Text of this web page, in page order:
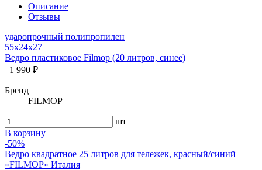
Описание
Отзывы
ударопрочный полипропилен
55x24x27
Ведро пластиковое Filmop (20 литров, синее)
1 990 ₽
Бренд
FILMOP
шт
В корзину
-50%
Ведро квадратное 25 литров для тележек, красный/синий
«FILMOP» Италия